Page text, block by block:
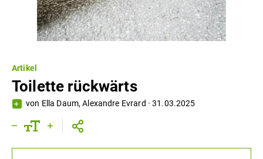
Artikel
Toilette rückwärts
von Ella Daum,Alexandre Evrard ·31.03.2025